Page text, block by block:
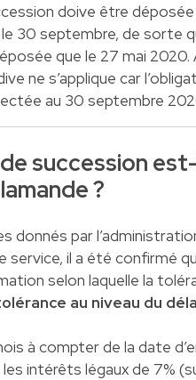
doive être déposée
30 septembre, de sorte
que le 27 mai 2020.
ne s’applique car
au 30 septembre
succession
?
donnés par
service, il a été confirmé
selon laquelle la
au niveau du
à compter de la date
intérêts légaux de 7%